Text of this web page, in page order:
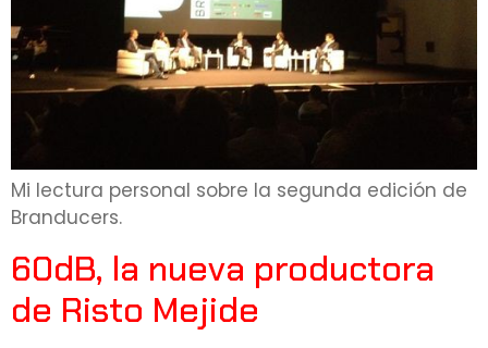
Mi lectura personal sobre la segunda edición de
Branducers.
60dB, la nueva productora
de Risto Mejide